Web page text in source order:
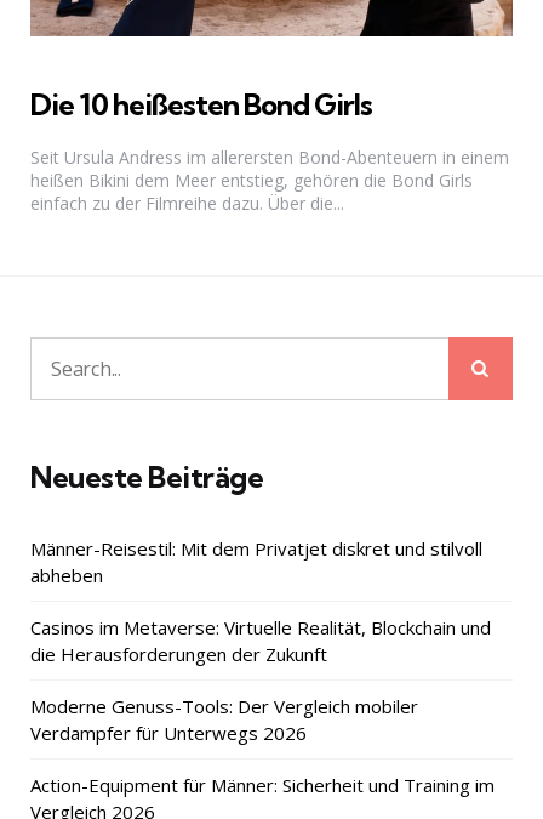
Die 10 heißesten Bond Girls
Seit Ursula Andress im allerersten Bond-Abenteuern in einem
heißen Bikini dem Meer entstieg, gehören die Bond Girls
einfach zu der Filmreihe dazu. Über die...
Search
for:
Neueste Beiträge
Männer-Reisestil: Mit dem Privatjet diskret und stilvoll
abheben
Casinos im Metaverse: Virtuelle Realität, Blockchain und
die Herausforderungen der Zukunft
Moderne Genuss-Tools: Der Vergleich mobiler
Verdampfer für Unterwegs 2026
Action-Equipment für Männer: Sicherheit und Training im
Vergleich 2026